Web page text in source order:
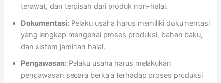
terawat, dan terpisah dari produk non-halal.
Dokumentasi: Pelaku usaha harus memiliki dokumentasi
yang lengkap mengenai proses produksi, bahan baku,
dan sistem jaminan halal.
Pengawasan: Pelaku usaha harus melakukan
pengawasan secara berkala terhadap proses produksi